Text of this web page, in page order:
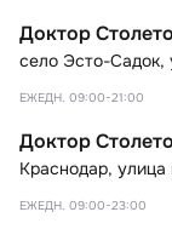
Доктор
село Эсто-Садок,
ЕЖЕДН. 09:00-21:00
Доктор
Краснодар, улица
ЕЖЕДН. 09:00-23:00